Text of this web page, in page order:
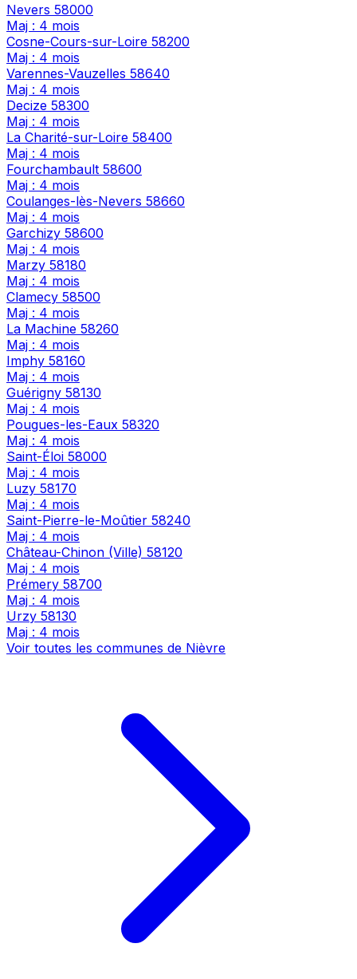
Nevers 58000
Maj : 4 mois
Cosne-Cours-sur-Loire 58200
Maj : 4 mois
Varennes-Vauzelles 58640
Maj : 4 mois
Decize 58300
Maj : 4 mois
La Charité-sur-Loire 58400
Maj : 4 mois
Fourchambault 58600
Maj : 4 mois
Coulanges-lès-Nevers 58660
Maj : 4 mois
Garchizy 58600
Maj : 4 mois
Marzy 58180
Maj : 4 mois
Clamecy 58500
Maj : 4 mois
La Machine 58260
Maj : 4 mois
Imphy 58160
Maj : 4 mois
Guérigny 58130
Maj : 4 mois
Pougues-les-Eaux 58320
Maj : 4 mois
Saint-Éloi 58000
Maj : 4 mois
Luzy 58170
Maj : 4 mois
Saint-Pierre-le-Moûtier 58240
Maj : 4 mois
Château-Chinon (Ville) 58120
Maj : 4 mois
Prémery 58700
Maj : 4 mois
Urzy 58130
Maj : 4 mois
Voir toutes les communes de Nièvre